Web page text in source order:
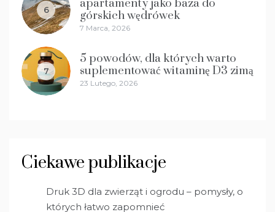
6
apartamenty jako baza do
górskich wędrówek
7 Marca, 2026
7
5 powodów, dla których warto
suplementować witaminę D3 zimą
23 Lutego, 2026
Ciekawe publikacje
Druk 3D dla zwierząt i ogrodu – pomysły, o
których łatwo zapomnieć